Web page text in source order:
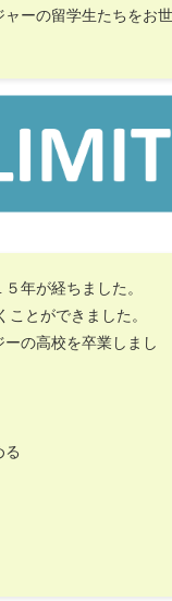
ーの留学生たちをお世
年が経ちました。
とができました。
の高校を卒業しまし
る